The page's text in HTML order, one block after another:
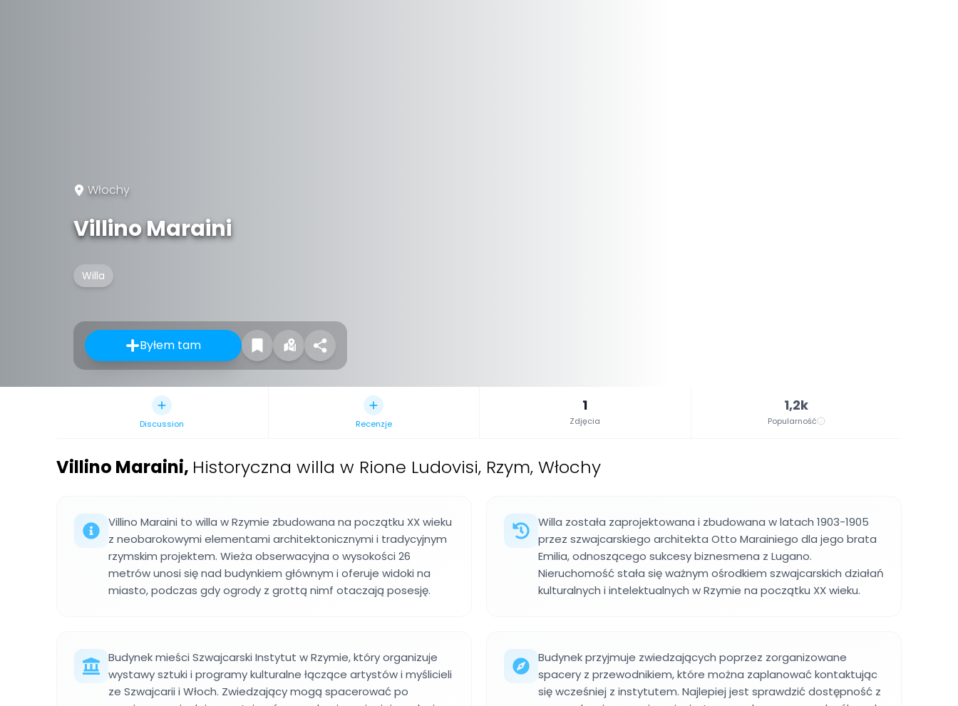
Włochy
Villino Maraini
Willa
Byłem tam
Discussion Recenzje
1
Zdjęcia
1,2k
Popularność
Villino Maraini, Historyczna willa w Rione Ludovisi, Rzym, Włochy
Villino Maraini to willa w Rzymie zbudowana na początku XX wieku
z neobarokowymi elementami architektonicznymi i tradycyjnym
rzymskim projektem. Wieża obserwacyjna o wysokości 26
metrów unosi się nad budynkiem głównym i oferuje widoki na
miasto, podczas gdy ogrody z grottą nimf otaczają posesję.
Willa została zaprojektowana i zbudowana w latach 1903-1905
przez szwajcarskiego architekta Otto Marainiego dla jego brata
Emilia, odnoszącego sukcesy biznesmena z Lugano.
Nieruchomość stała się ważnym ośrodkiem szwajcarskich działań
kulturalnych i intelektualnych w Rzymie na początku XX wieku.
Budynek mieści Szwajcarski Instytut w Rzymie, który organizuje
wystawy sztuki i programy kulturalne łączące artystów i myślicieli
ze Szwajcarii i Włoch. Zwiedzający mogą spacerować po
Budynek przyjmuje zwiedzających poprzez zorganizowane
spacery z przewodnikiem, które można zaplanować kontaktując
się wcześniej z instytutem. Najlepiej jest sprawdzić dostępność z